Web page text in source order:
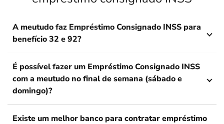
A meutudo faz Empréstimo Consignado INSS para
benefício 32 e 92?
É possível fazer um Empréstimo Consignado INSS
com a meutudo no final de semana (sábado e
domingo)?
Existe um melhor banco para contratar empréstimo